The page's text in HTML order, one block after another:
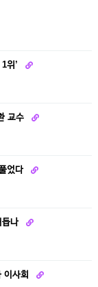
위’
교수
었다
듭나
이사회